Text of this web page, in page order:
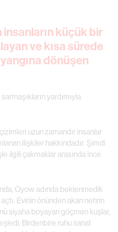
küçük bir
ve kısa sürede
dönüşen
yardımıyla
uzun zamandır insanlar
ilişkiler hakkındadır. Şimdi
ilgili çakmaklar arasında ince
Oyow adında beklenmedik
Evinin önünden akan nehrin
siyaha boyayan göçmen kuşlar,
Birdenbire ruhu sanat